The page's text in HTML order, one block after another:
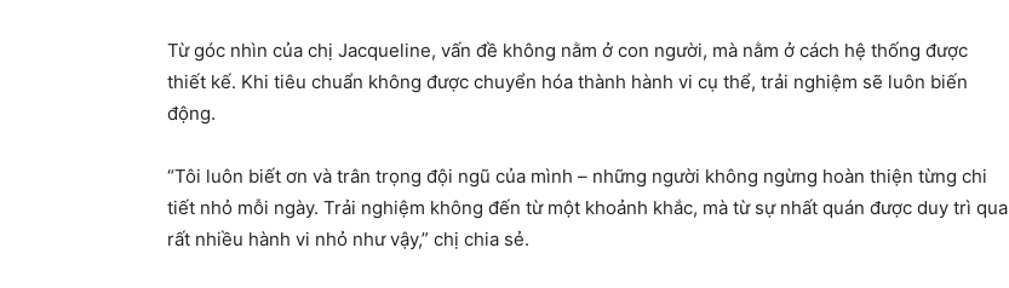
Từ góc nhìn của chị Jacqueline, vấn đề không nằm ở con người, mà nằm ở cách hệ thống được
thiết kế. Khi tiêu chuẩn không được chuyển hóa thành hành vi cụ thể, trải nghiệm sẽ luôn biến
động.
“Tôi luôn biết ơn và trân trọng đội ngũ của mình – những người không ngừng hoàn thiện từng chi
tiết nhỏ mỗi ngày. Trải nghiệm không đến từ một khoảnh khắc, mà từ sự nhất quán được duy trì qua
rất nhiều hành vi nhỏ như vậy,” chị chia sẻ.